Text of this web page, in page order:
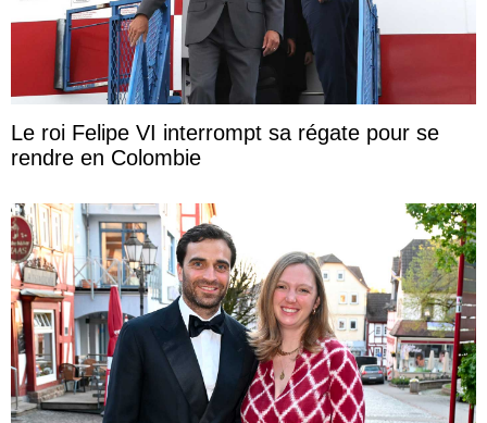
Le roi Felipe VI interrompt sa régate pour se
rendre en Colombie